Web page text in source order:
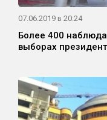
07.06.2019 в 20:24
Более 400
выборах